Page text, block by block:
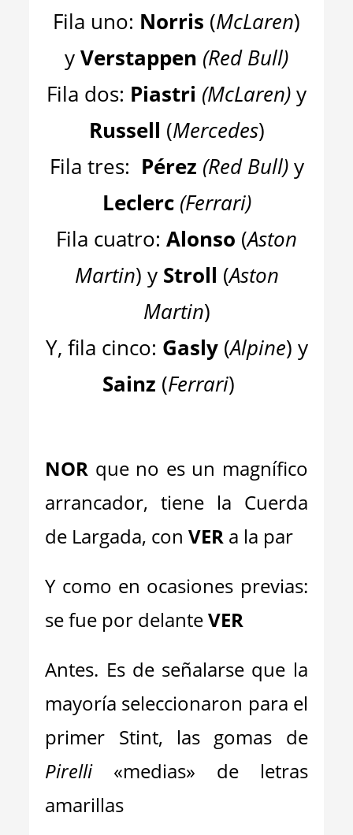
Fila uno: Norris (McLaren)
yVerstappen (Red Bull)
Fila dos: Piastri (McLaren)y
Russell (Mercedes)
Fila tres: Pérez (Red Bull)y
Leclerc (Ferrari)
Fila cuatro: Alonso (Aston
Martin) yStroll (Aston
Martin)
Y, fila cinco: Gasly (Alpine) y
Sainz (Ferrari)
NOR que no es un magnífico
arrancador, tiene la Cuerda
de Largada, conVER a la par
Y como en ocasiones previas:
se fue por delanteVER
Antes. Es de señalarse que la
mayoría seleccionaron para el
primer Stint, las gomas de
Pirelli«medias» de letras
amarillas